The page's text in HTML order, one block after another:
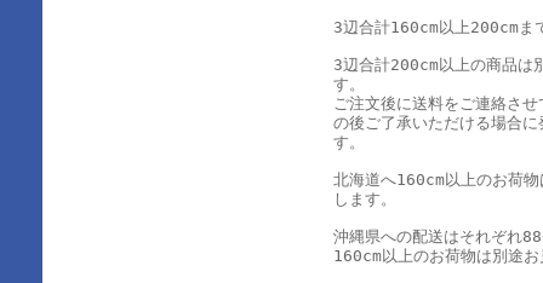
3辺合計160cm以上200cm
3辺合計200cm以上の商品は
す。
ご注文後に送料をご連絡さ
の後ご了承いただける場合
す。
北海道へ160cm以上のお荷
します。
沖縄県への配送はそれぞれ
160cm以上のお荷物は別途